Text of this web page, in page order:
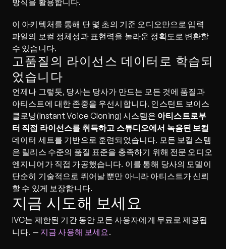
방식을 활용합니다.
이 아키텍처를 통해 단 몇 초의 기준 오디오만으로 입력
파일의 보컬 정체성과 표현력을 놀라운 정확도로 변환할
수 있습니다.
고품질의 라이선스 데이터로 학습되
었습니다
언제나 그렇듯, 당사는 당사가 만드는 모든 것에 품질과
아티스트에 대한 존중을 우선시합니다. 인스턴트 보이스
클로닝(Instant Voice Cloning) 시스템은 아티스트로부
터 직접 라이선스를 취득하고 스튜디오에서 녹음된 보컬
데이터 세트를 기반으로 훈련되었습니다. 모든 보컬 스템
은 릴리스 수준의 품질 표준을 충족하기 위해 전문 오디오
엔지니어가 직접 가공했습니다. 이를 통해 당사의 모델이
단순히 기술적으로 뛰어날 뿐만 아니라 아티스트가 신뢰
할 수 있게 보장합니다.
지금 시도해 보세요
IVC는 제한된 기간 동안 모든 사용자에게 무료로 제공됩
니다. — 지금 사용해 보세요.